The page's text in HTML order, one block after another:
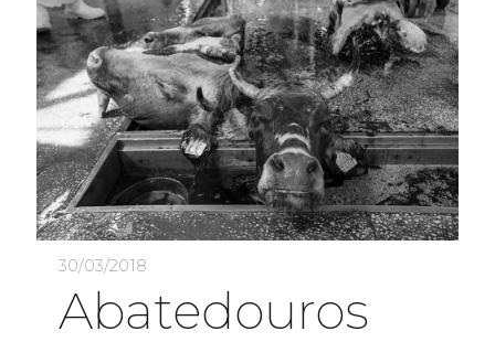
30/03/2018
Abatedouros